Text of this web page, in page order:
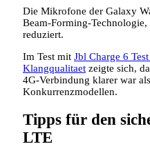
Die Mikrofone der Galaxy
reduziert.
Im Test mit Jbl Charge 6
Klangqualitaet zeigte sich,
4G‑Verbindung klarer war
Konkurrenzmodellen.
Tipps für den
LTE